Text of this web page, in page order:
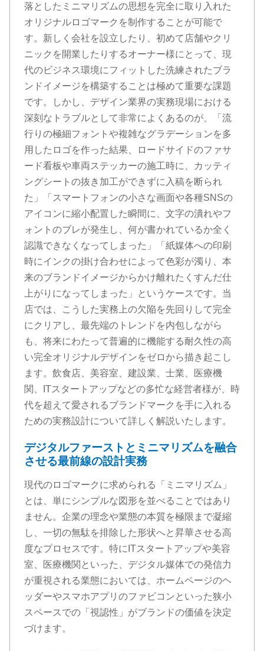
落としたミニマリズムの思想を完全に取り入れた
オリジナルロゴマークを制作することが可能で
す。新しく会社を設立したり、初めて店舗やクリ
ニックを開業したりするオーナー様にとって、現
代のビジネス環境にフィットした洗練されたブラ
ンドイメージを構築することは極めて重要な課題
です。しかし、デザイン業界の実務現場における
深刻なトラブルとして非常によくあるのが、「流
行りの極細フォントや複雑なグラデーションを多
用したロゴを作った結果、ロードサイドのファサ
ード看板や車両ステッカーの施工時に、カッティ
ングシートの抜き加工ができずに入稿を断られ
た」「スマートフォンの小さな画面や各種SNSの
アイコンに縮小配置した瞬間に、文字の潰れやフ
ォントのブレが発生し、何が書かれているか全く
認識できなくなってしまった」「紙媒体への印刷
時にインクの掛け合わせによって色彩が濁り、本
来のブランドイメージからかけ離れたくすんだ仕
上がりになってしまった」というケースです。当
店では、こうした実務上の欠陥を先回りして完全
にクリアし、最先端のトレンドを内包しながら
も、将来にわたって普遍的に機能する耐久性の高
い完全オリジナルデザインをゼロから描き起こし
ます。飲食店、美容室、建設業、士業、医療機
関、ITスタートアップなどの多忙な経営者様が、時
代を超えて愛されるブランドマークを手に入れる
ための実務設計について詳しく解説いたします。
デジタルファーストとミニマリズムを融合
させる最前線の設計実務
現代のロゴマークに求められる「ミニマリズム」
とは、単にシンプルな図形を並べることではあり
ません。企業の理念や業態の本質を極限まで凝縮
し、一切の無駄を排除した形状へと昇華させる高
度なプロセスです。特にITスタートアップや美容
室、医療機関といった、デジタル媒体での発信力
が重視される業態においては、ホームページのヘ
ッダーやスマホアプリのファビコンといった狭小
スペースでの「視認性」がブランドの価値を決定
づけます。